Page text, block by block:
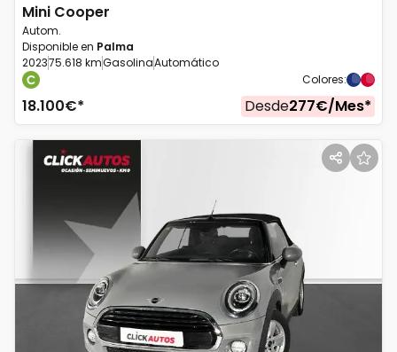
Mini Cooper
Autom.
Disponible en Palma
202375.618 kmGasolinaAutomático
Colores:
18.100€* Desde277€/Mes*